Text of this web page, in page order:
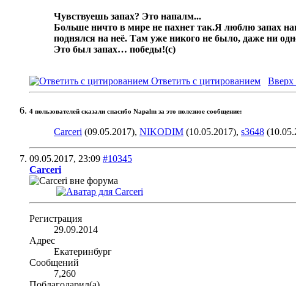
Чувствуешь запах? Это напалм...
Больше ничто в мире не пахнет так.Я люблю запах
поднялся на неё. Там уже никого не было, даже ни
Это был запах… победы!(с)
Ответить с цитированием Вверх
4 пользователей сказали cпасибо Napalm за это полезное сообщение:
Carceri (09.05.2017), NIKODIM (10.05.2017), s3648
09.05.2017, 23:09 #10345
Carceri
Регистрация
29.09.2014
Адрес
Екатеринбург
Сообщений
7,260